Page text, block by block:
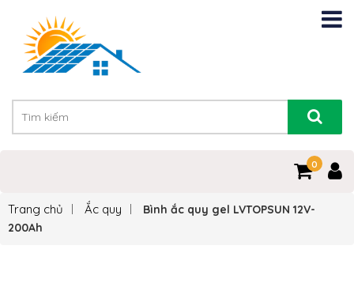
0
Trang chủ Ắc quy
Bình ắc quy gel LVTOPSUN 12V-
200Ah